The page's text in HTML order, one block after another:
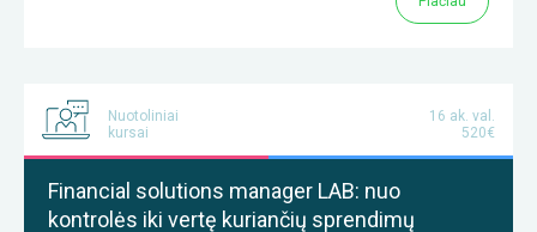
Nuotoliniai
kursai
16 ak. val.
520€
Financial solutions manager LAB: nuo
kontrolės iki vertę kuriančių sprendimų